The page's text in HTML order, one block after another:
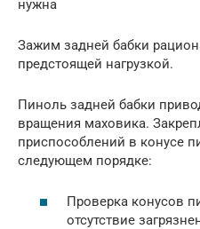
нужна
Зажим задней бабки
предстоящей нагрузкой.
Пиноль задней бабки
вращения маховика.
приспособлений в конусе
следующем порядке:
Проверка конусов
отсутствие